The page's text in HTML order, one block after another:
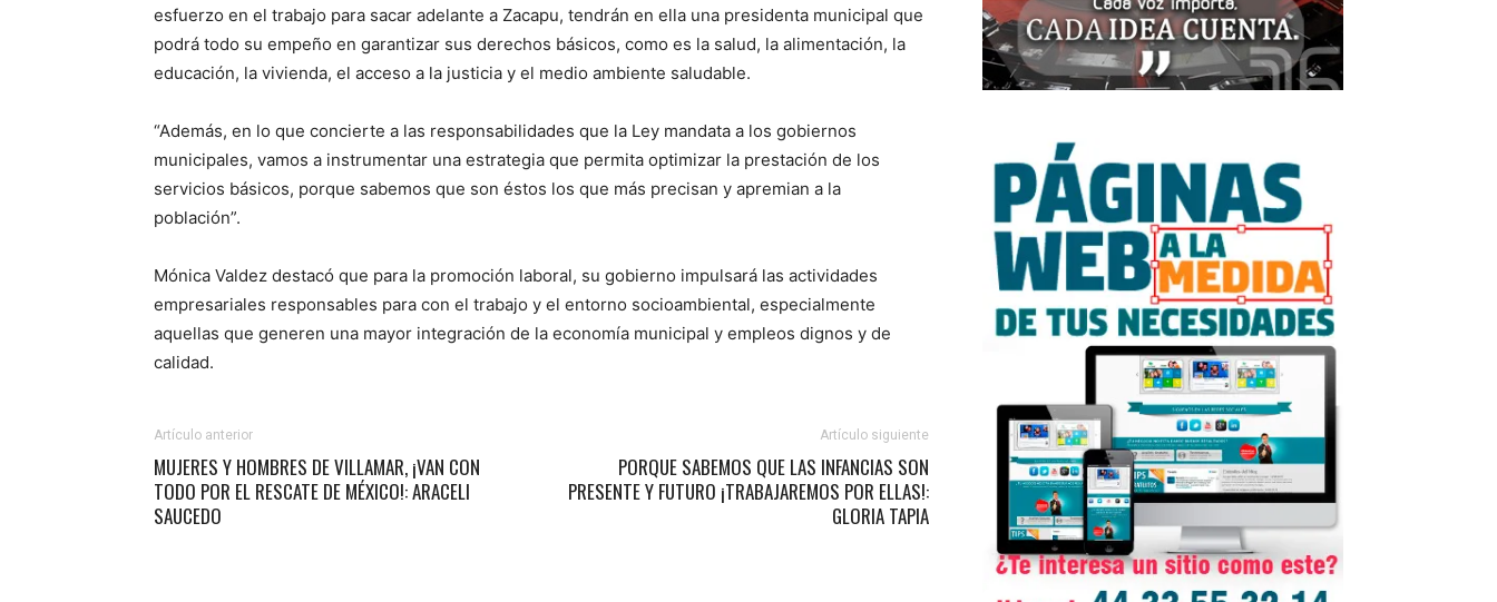
esfuerzo en el trabajo para sacar adelante a Zacapu, tendrán en ella una presidenta municipal que
podrá todo su empeño en garantizar sus derechos básicos, como es la salud, la alimentación, la
educación, la vivienda, el acceso a la justicia y el medio ambiente saludable.
“Además, en lo que concierte a las responsabilidades que la Ley mandata a los gobiernos
municipales, vamos a instrumentar una estrategia que permita optimizar la prestación de los
servicios básicos, porque sabemos que son éstos los que más precisan y apremian a la
población”.
Mónica Valdez destacó que para la promoción laboral, su gobierno impulsará las actividades
empresariales responsables para con el trabajo y el entorno socioambiental, especialmente
aquellas que generen una mayor integración de la economía municipal y empleos dignos y de
calidad.
Artículo anterior
MUJERES Y HOMBRES DE VILLAMAR, ¡VAN CON
TODO POR EL RESCATE DE MÉXICO!: ARACELI
SAUCEDO
Artículo siguiente
PORQUE SABEMOS QUE LAS INFANCIAS SON
PRESENTE Y FUTURO ¡TRABAJAREMOS POR ELLAS!:
GLORIA TAPIA